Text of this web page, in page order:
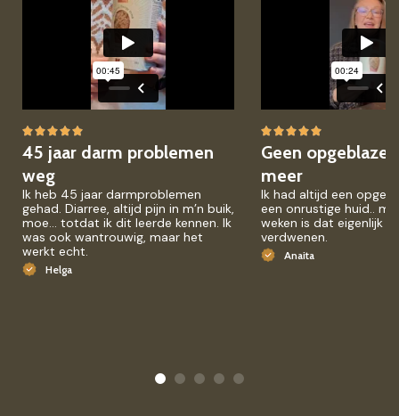
45 jaar darm problemen
weg
Ik heb 45 jaar darmproblemen
gehad. Diarree, altijd pijn in m’n buik,
moe… totdat ik dit leerde kennen. Ik
was ook wantrouwig, maar het
werkt echt.
Helga
Geen
meer
Ik had altijd een
een onrustige huid..
weken is dat eigenlijk
verdwenen.
Anaita